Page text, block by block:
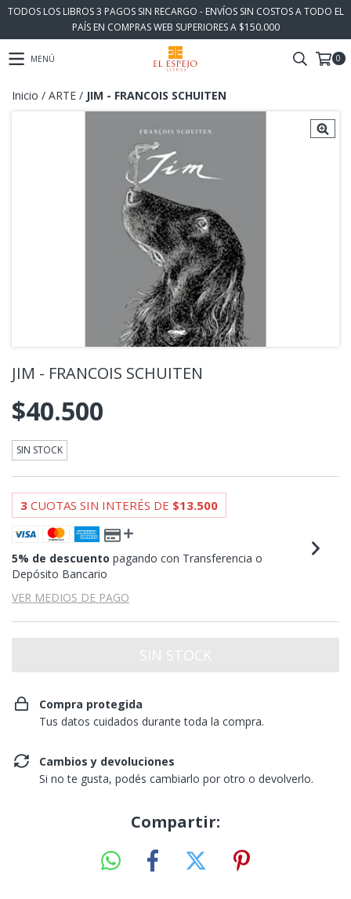
TODOS LOS LIBROS 3 PAGOS SIN RECARGO - ENVÍOS SIN COSTOS A TODO EL
PAÍS EN COMPRAS WEB SUPERIORES A $150.000
MENÚ 0
Inicio / ARTE / JIM - FRANCOIS SCHUITEN
JIM - FRANCOIS SCHUITEN
$40.500
SIN STOCK
3 CUOTAS SIN INTERÉS DE $13.500
5% de descuento pagando con Transferencia o
Depósito Bancario
VER MEDIOS DE PAGO
Compra protegida
Tus datos cuidados durante toda la compra.
Cambios y devoluciones
Si no te gusta, podés cambiarlo por otro o devolverlo.
Compartir: